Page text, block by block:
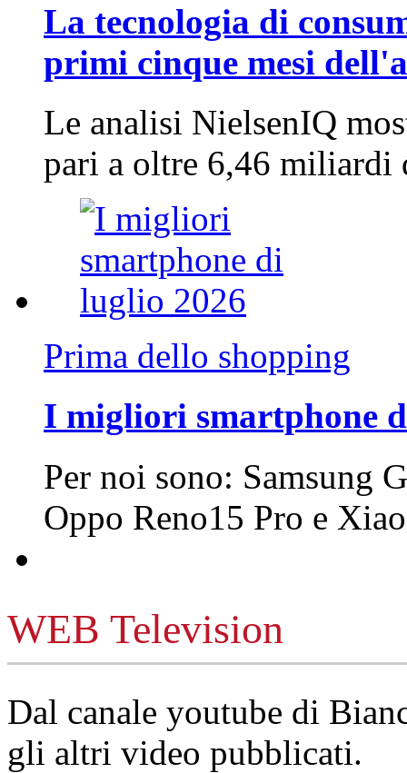
La tecnologia di
primi cinque mesi
Le analisi NielsenIQ
pari a oltre 6,46
Prima dello shopping
I migliori smartphone
Per noi sono: Samsung
Oppo Reno15 Pro e
WEB Television
Dal canale youtube di
gli altri video pubblicati.